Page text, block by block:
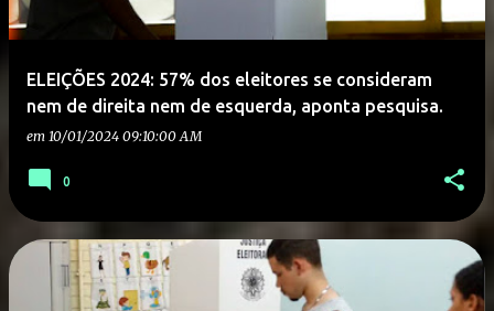
ELEIÇÕES 2024: 57% dos eleitores se consideram
nem de direita nem de esquerda, aponta pesquisa.
em 10/01/2024 09:10:00 AM
0